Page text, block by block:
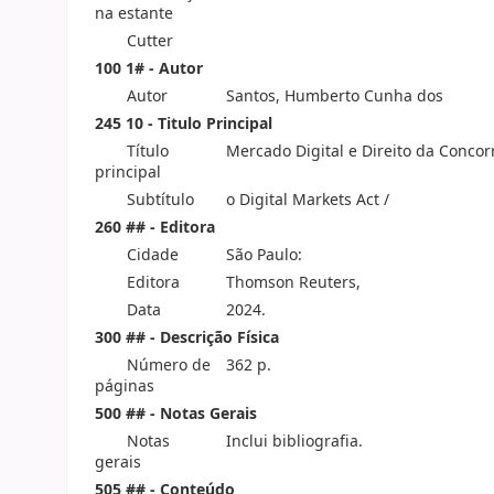
na estante
Cutter
100 1# - Autor
Autor
Santos, Humberto Cunha dos
245 10 - Titulo Principal
Título
principal
Mercado Digital e Direito da
Subtítulo
o Digital Markets Act /
260 ## - Editora
Cidade
São Paulo:
Editora
Thomson Reuters,
Data
2024.
300 ## - Descrição Física
Número de
páginas
362 p.
500 ## - Notas Gerais
Notas
gerais
Inclui bibliografia.